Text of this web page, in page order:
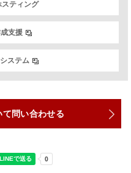
ティング
支援
ステム
問い合わせる